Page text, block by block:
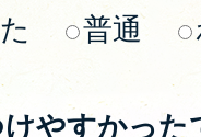
普通
やすかった